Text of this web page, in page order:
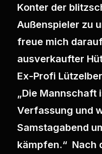
Konter der
Außenspieler zu
freue mich
ausverkaufter
Ex-Profi
„Die Mannschaft
Verfassung und
Samstagabend
kämpfen.“ Nach